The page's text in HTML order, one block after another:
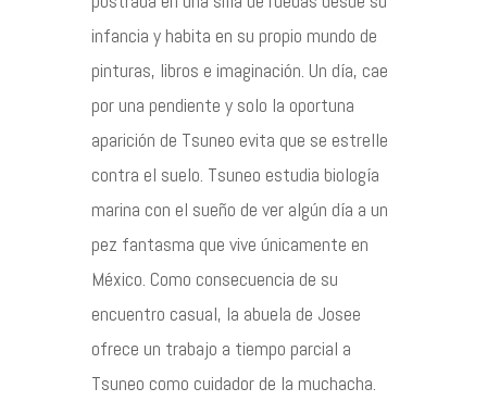
infancia y habita en su propio mundo de
pinturas, libros e imaginación. Un día, cae
por una pendiente y solo la oportuna
aparición de Tsuneo evita que se estrelle
contra el suelo. Tsuneo estudia biología
marina con el sueño de ver algún día a un
pez fantasma que vive únicamente en
México. Como consecuencia de su
encuentro casual, la abuela de Josee
ofrece un trabajo a tiempo parcial a
Tsuneo como cuidador de la muchacha.